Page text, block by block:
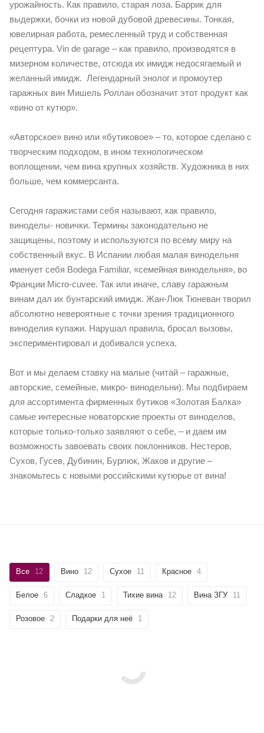
урожайность. Как правило, старая лоза. Баррик для
выдержки, бочки из новой дубовой древесины. Тонкая,
ювелирная работа, ремесленный труд и собственная
рецептура. Vin de garage – как правило, производятся в
мизерном количестве, отсюда их имидж недосягаемый и
желанный имидж. Легендарный энолог и промоутер
гаражных вин Мишель Роллан обозначит этот продукт как
«вино от кутюр».
«Авторское» вино или «бутиковое» – то, которое сделано с
творческим подходом, в ином технологическом
воплощении, чем вина крупных хозяйств. Художника в них
больше, чем коммерсанта.
Сегодня гаражистами себя называют, как правило,
виноделы- новички. Термины законодательно не
защищены, поэтому и используются по всему миру на
собственный вкус. В Испании любая малая винодельня
именует себя Bodega Familiar, «семейная винодельня», во
Франции Micro-cuvee. Так или иначе, славу гаражным
винам дал их бунтарский имидж. Жан-Люк Тюневан творил
абсолютно невероятные с точки зрения традиционного
виноделия купажи. Нарушал правила, бросал вызовы,
экспериментировал и добивался успеха.
Вот и мы делаем ставку на малые (читай – гаражные,
авторские, семейные, микро- винодельни). Мы подбираем
для ассортимента фирменных бутиков «Золотая Балка»
самые интересные новаторские проекты от виноделов,
которые только-только заявляют о себе, – и даем им
возможность завоевать своих поклонников. Нестеров,
Сухов, Гусев, Дубинин, Бурлюк, Жаков и другие –
знакомьтесь с новыми российскими кутюрье от вина!
Все 12 Вино 12 Сухое 11 Красное 4
Белое 6 Сладкое 1 Тихие вина 12 Вина ЗГУ 11
Розовое 2 Подарки для неё 1